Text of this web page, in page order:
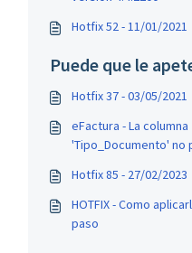
Hotfix 52 - 11/01/2021
Puede que le
Hotfix 37 - 03/05/2021
eFactura - La columna
'Tipo_Documento' no
Hotfix 85 - 27/02/2023
HOTFIX - Como
paso